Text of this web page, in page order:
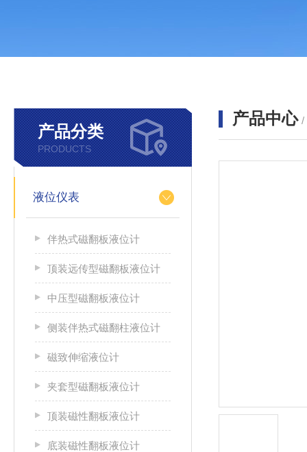
产品分类
PRODUCTS
液位仪表
伴热式磁翻板液位计
顶装远传型磁翻板液位计
中压型磁翻板液位计
侧装伴热式磁翻柱液位计
磁致伸缩液位计
夹套型磁翻板液位计
顶装磁性翻板液位计
底装磁性翻板液位计
产品中心 /